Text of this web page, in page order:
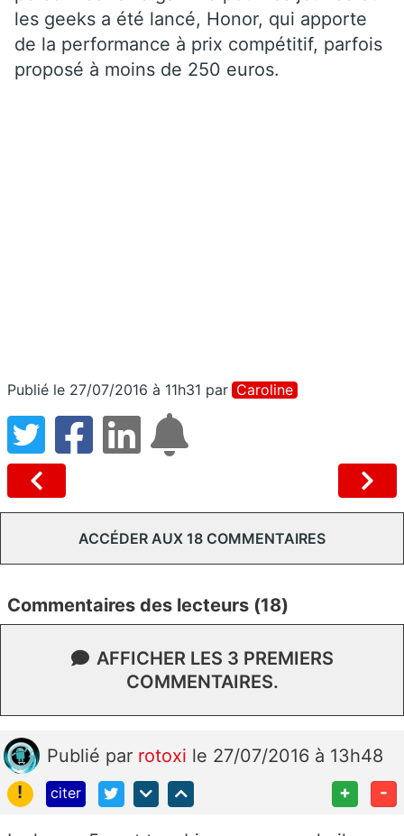
les geeks a été lancé, Honor, qui apporte
de la performance à prix compétitif, parfois
proposé à moins de 250 euros.
Publié le 27/07/2016 à 11h31 par Caroline
ACCÉDER AUX 18 COMMENTAIRES
Commentaires des lecteurs (18)
AFFICHER LES 3 PREMIERS
COMMENTAIRES.
Publié par rotoxi le 27/07/2016 à 13h48
!
citer + -